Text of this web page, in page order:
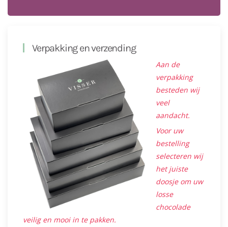
Verpakking en verzending
Aan de
verpakking
besteden wij
veel
aandacht.
Voor uw
bestelling
selecteren wij
het juiste
doosje om uw
losse
chocolade
veilig en mooi in te pakken.